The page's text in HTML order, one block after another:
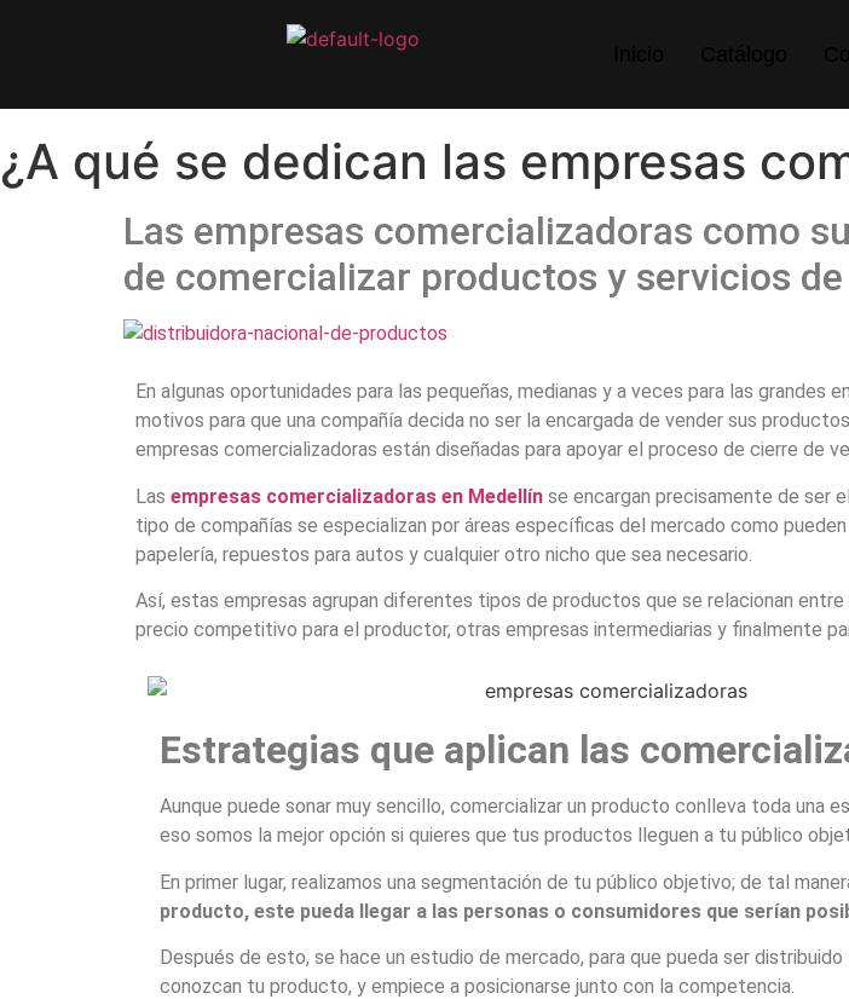
¿A qué se dedican las empresas
Las empresas comercializadoras como
de comercializar productos y servicios
En algunas oportunidades para las pequeñas, medianas y a veces para las
motivos para que una compañía decida no ser la encargada de vender sus
empresas comercializadoras están diseñadas para apoyar el proceso de cierre de
Las empresas comercializadoras en Medellín se encargan precisamente de ser
tipo de compañías se especializan por áreas específicas del mercado como
papelería, repuestos para autos y cualquier otro nicho que sea necesario.
Así, estas empresas agrupan diferentes tipos de productos que se relacionan
precio competitivo para el productor, otras empresas intermediarias y finalmente
Estrategias que aplican las
Aunque puede sonar muy sencillo, comercializar un producto conlleva toda una
eso somos la mejor opción si quieres que tus productos lleguen a tu público
En primer lugar, realizamos una segmentación de tu público objetivo; de tal
producto, este pueda llegar a las personas o consumidores que serían
Después de esto, se hace un estudio de mercado, para que pueda ser
conozcan tu producto, y empiece a posicionarse junto con la competencia.